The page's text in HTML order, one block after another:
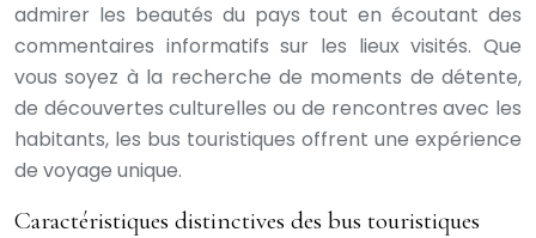
admirer les beautés du pays tout en écoutant des
commentaires informatifs sur les lieux visités. Que
vous soyez à la recherche de moments de détente,
de découvertes culturelles ou de rencontres avec les
habitants, les bus touristiques offrent une expérience
de voyage unique.
Caractéristiques distinctives des bus touristiques